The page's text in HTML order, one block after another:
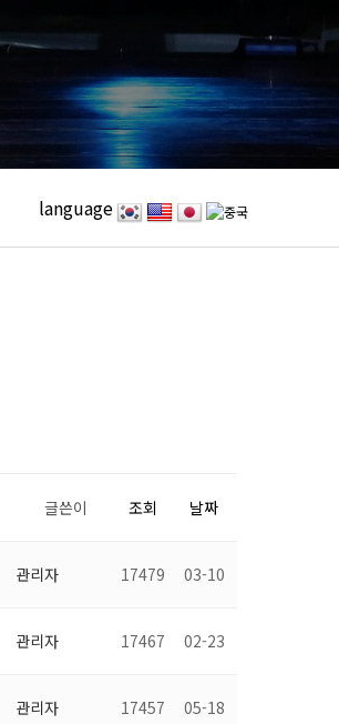
language
글쓴이 조회 날짜
관리자 17479 03-10
관리자 17467 02-23
관리자 17457 05-18